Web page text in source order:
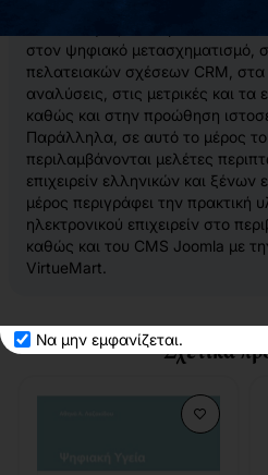
Να μην εμφανίζεται.
διακυβέρνηση, στην
συναλλαγές, στα προσωπικά
στον ψηφιακό μετασχηματισμό,
πελατειακών σχέσεων CRM, στα
αναλύσεις, στις μετρικές και τα
καθώς και στην προώθηση
Παράλληλα, σε αυτό το μέρος
περιλαμβάνονται μελέτες
επιχειρείν ελληνικών και ξένων
μέρος περιγράφει την πρακτική
ηλεκτρονικού επιχειρείν στο
καθώς και του CMS Joomla με
VirtueMart.
Σχετικά